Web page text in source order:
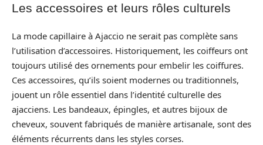
Les accessoires et leurs rôles culturels
La mode capillaire à Ajaccio ne serait pas complète sans
l’utilisation d’accessoires. Historiquement, les coiffeurs ont
toujours utilisé des ornements pour embelir les coiffures.
Ces accessoires, qu’ils soient modernes ou traditionnels,
jouent un rôle essentiel dans l’identité culturelle des
ajacciens. Les bandeaux, épingles, et autres bijoux de
cheveux, souvent fabriqués de manière artisanale, sont des
éléments récurrents dans les styles corses.